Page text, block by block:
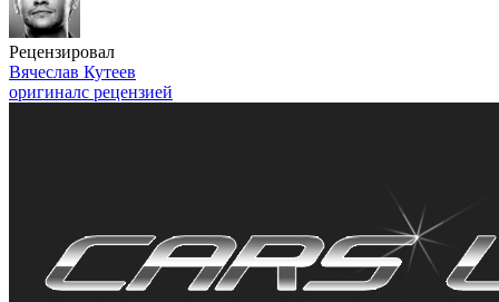
Рецензировал
Вячеслав Кутеев
оригиналс рецензией